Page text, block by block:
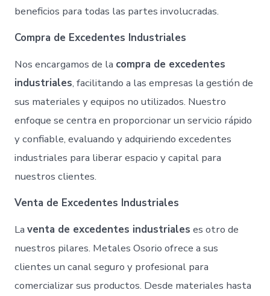
beneficios para todas las partes involucradas.
Compra de Excedentes Industriales
Nos encargamos de la compra de excedentes
industriales, facilitando a las empresas la gestión de
sus materiales y equipos no utilizados. Nuestro
enfoque se centra en proporcionar un servicio rápido
y confiable, evaluando y adquiriendo excedentes
industriales para liberar espacio y capital para
nuestros clientes.
Venta de Excedentes Industriales
Laventa de excedentes industriales es otro de
nuestros pilares. Metales Osorio ofrece a sus
clientes un canal seguro y profesional para
comercializar sus productos. Desde materiales hasta